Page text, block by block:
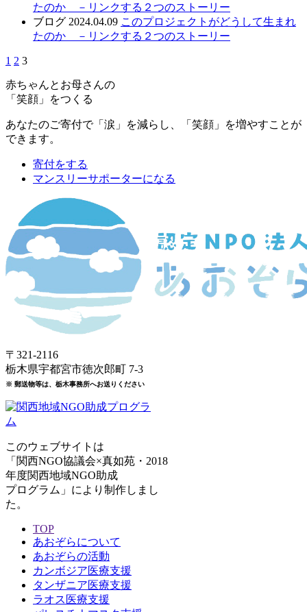
たのか －リンクする２つのストーリー
ブログ 2024.04.09 このプロジェクトがどうして生まれ
たのか －リンクする２つのストーリー
1 2 3
赤ちゃんとお母さんの
「笑顔」をつくる
あなたのご寄付で「涙」を減らし、「笑顔」を増やすことが
できます。
寄付をする
マンスリーサポーターになる
〒321-2116
栃木県宇都宮市徳次郎町 7-3
※ 郵送物等は、栃木事務所へお送りください
このウェブサイトは
「関西NGO協議会×真如苑・2018
年度関西地域NGO助成
プログラム」により制作しまし
た。
TOP
あおぞらについて
あおぞらの活動
カンボジア医療支援
タンザニア医療支援
ラオス医療支援